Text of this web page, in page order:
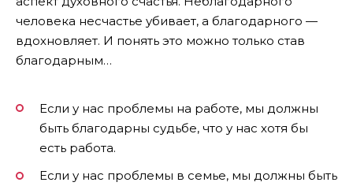
человека несчастье убивает, а благодарного —
вдохновляет. И понять это можно только став
благодарным…
Если у нас проблемы на работе, мы должны
быть благодарны судьбе, что у нас хотя бы
есть работа.
Если у нас проблемы в семье, мы должны быть